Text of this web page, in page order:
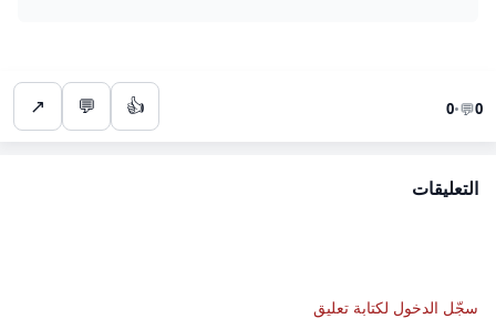
0•💬0
👍
💬
↗
التعليقات
سجّل الدخول لكتابة تعليق